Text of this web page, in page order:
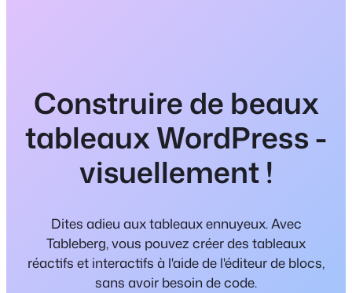
Construire de beaux
tableaux WordPress -
visuellement !
Dites adieu aux tableaux ennuyeux. Avec
Tableberg, vous pouvez créer des tableaux
réactifs et interactifs à l'aide de l'éditeur de blocs,
sans avoir besoin de code.